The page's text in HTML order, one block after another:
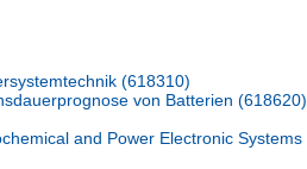
(618310)
von Batterien (618620)
and Power Electronic Systems